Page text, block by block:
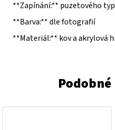
**Zapínání:** puzetového
**Barva:** dle fotografií
**Materiál:** kov a akrylová